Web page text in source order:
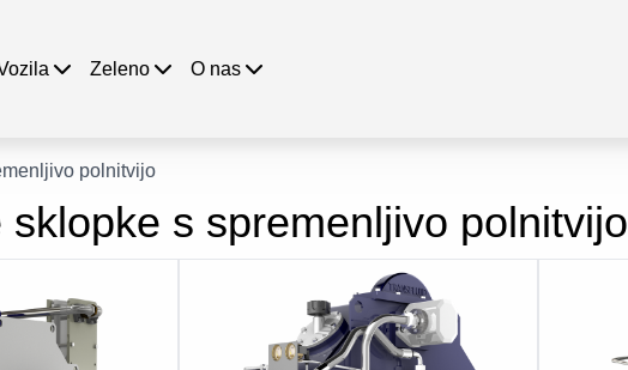
Elbe Elso
Transfluid
Zeleno
Dellner Bubenzer
O nas
Pomembnejši projekti
Izobraževanja
polnitvijo
s spremenljivo polnitvijo